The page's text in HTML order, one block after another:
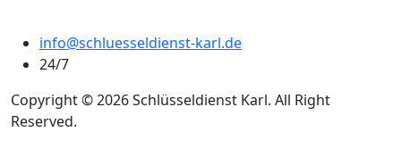
info@schluesseldienst-karl.de
24/7
Copyright © 2026 Schlüsseldienst Karl. All Right
Reserved.